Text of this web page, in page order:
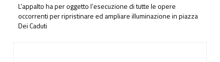
L’appalto ha per oggetto l’esecuzione di tutte le opere
occorrenti per ripristinare ed ampliare illuminazione in piazza
Dei Caduti